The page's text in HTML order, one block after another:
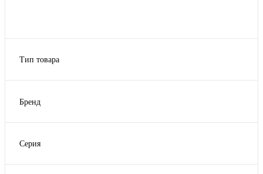
Тип товара
Бренд
Серия